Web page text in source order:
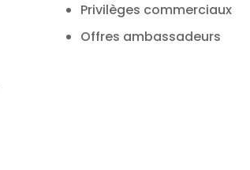
Privilèges commerciaux
Offres ambassadeurs